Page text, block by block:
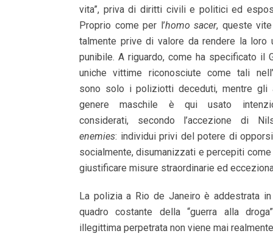
vita”, priva di diritti civili e politici ed
Proprio come per l’homo sacer, queste
talmente prive di valore da rendere la loro
punibile. A riguardo, come ha specificato il
uniche vittime riconosciute come tali nell’
sono solo i poliziotti deceduti, mentre gli
genere maschile è qui usato
considerati, secondo l’accezione di
enemies: individui privi del potere di
socialmente, disumanizzati e percepiti
giustificare misure straordinarie ed
La polizia a Rio de Janeiro è addestrata
quadro costante della “guerra alla
illegittima perpetrata non viene mai